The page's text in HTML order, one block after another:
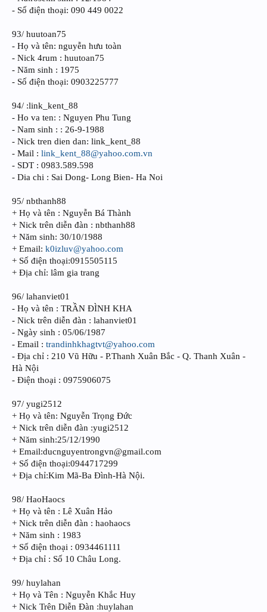
- Số điện thoại: 090 449 0022
93/ huutoan75
- Họ và tên: nguyễn hưu toàn
- Nick 4rum : huutoan75
- Năm sinh : 1975
- Số điện thoại: 0903225777
94/ :link_kent_88
- Ho va ten: : Nguyen Phu Tung
- Nam sinh : : 26-9-1988
- Nick tren dien dan: link_kent_88
- Mail : link_kent_88@yahoo.com.vn
- SDT : 0983.589.598
- Dia chi : Sai Dong- Long Bien- Ha Noi
95/ nbthanh88
+ Họ và tên : Nguyễn Bá Thành
+ Nick trên diễn đàn : nbthanh88
+ Năm sinh: 30/10/1988
+ Email: k0izluv@yahoo.com
+ Số điện thoại:0915505115
+ Địa chỉ: lâm gia trang
96/ lahanviet01
- Họ và tên : TRẦN ĐÌNH KHA
- Nick trên diễn đàn : lahanviet01
- Ngày sinh : 05/06/1987
- Email : trandinhkhagtvt@yahoo.com
- Địa chỉ : 210 Vũ Hữu - P.Thanh Xuân Bắc - Q. Thanh Xuân -
Hà Nội
- Điện thoại : 0975906075
97/ yugi2512
+ Họ và tên: Nguyễn Trọng Đức
+ Nick trên diễn đàn :yugi2512
+ Năm sinh:25/12/1990
+ Email:ducnguyentrongvn@gmail.com
+ Số điện thoại:0944717299
+ Địa chỉ:Kim Mã-Ba Đình-Hà Nội.
98/ HaoHaocs
+ Họ và tên : Lê Xuân Hảo
+ Nick trên diễn đàn : haohaocs
+ Năm sinh : 1983
+ Số điện thoại : 0934461111
+ Địa chỉ : Số 10 Châu Long.
99/ huylahan
+ Họ và Tên : Nguyễn Khắc Huy
+ Nick Trên Diễn Đàn :huylahan